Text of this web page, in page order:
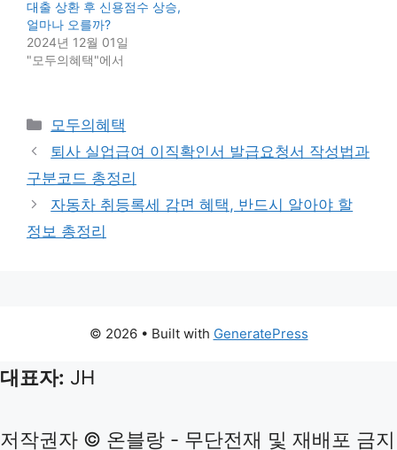
대출 상환 후 신용점수 상승,
얼마나 오를까?
2024년 12월 01일
"모두의혜택"에서
Categories
모두의혜택
퇴사 실업급여 이직확인서 발급요청서 작성법과
구분코드 총정리
자동차 취등록세 감면 혜택, 반드시 알아야 할
정보 총정리
© 2026 • Built with GeneratePress
대표자: JH
저작권자 © 온블랑 - 무단전재 및 재배포 금지